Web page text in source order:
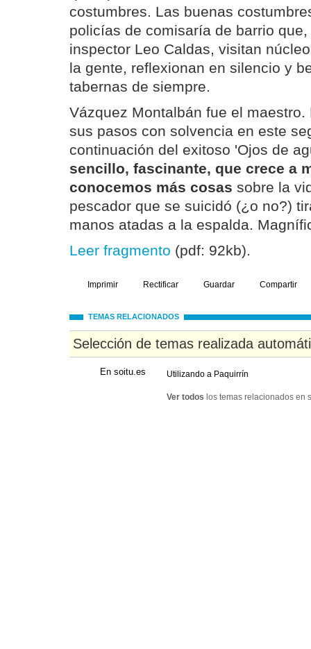
costumbres. Las buenas
policías de comisaría de barrio
inspector Leo Caldas, visitan
la gente, reflexionan en silencio y
tabernas de siempre.
Vázquez Montalbán fue el
sus pasos con solvencia en este
continuación del exitoso 'Ojos de
sencillo, fascinante, que crece a
conocemos más cosas sobre la
pescador que se suicidó (¿o no?)
manos atadas a la espalda.
Leer fragmento (pdf: 92kb).
Imprimir Rectificar Guardar Compartir
TEMAS RELACIONADOS
Selección de temas realizada
En soitu.es Utilizando a Paquirrín
Ver todos los temas relacionados en